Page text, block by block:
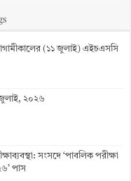
আগামীকালের (১১ জুলাই) এইচএসসি
জুলাই, ২০২৬
সংসদে ‘পাবলিক পরীক্ষা
পাস